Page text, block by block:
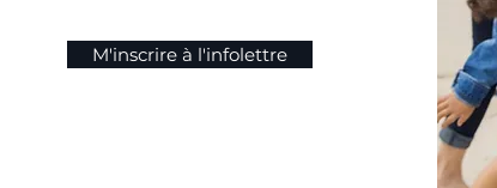
M'inscrire à l'infolettre